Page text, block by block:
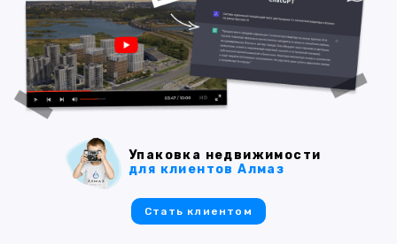
Упаковка недвижимости
для клиентов Алмаз
Стать клиентом